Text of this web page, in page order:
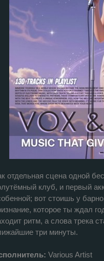
отдельная сцена одной
клуб, и первый
вот стоишь у
которое ты ждал
ритм, а слова трека
три минуты.
Various Artist